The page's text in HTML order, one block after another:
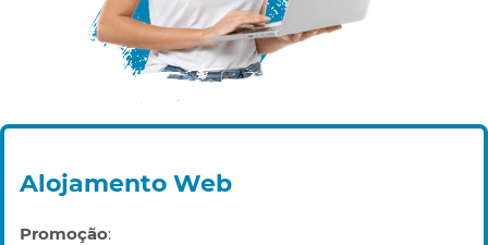
Alojamento Web
Promoção: